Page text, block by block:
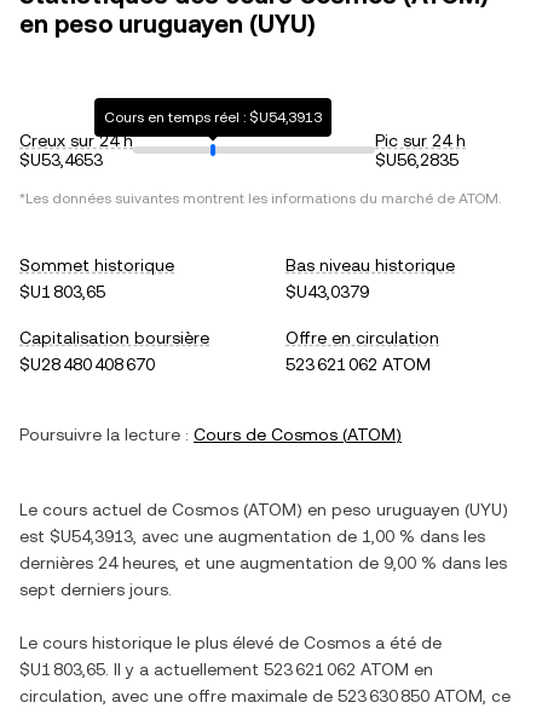
en peso uruguayen (UYU)
Creux sur 24 h
$U53,4653
Cours en temps réel : $U54,3913
Pic sur 24 h
$U56,2835
*Les données suivantes montrent les informations du marché de ATOM.
Sommet historique
$U1 803,65
Bas niveau historique
$U43,0379
Capitalisation boursière
$U28 480 408 670
Offre en circulation
523 621 062 ATOM
Poursuivre la lecture : Cours de Cosmos (ATOM)
Le cours actuel de Cosmos (ATOM) en peso uruguayen (UYU)
est $U54,3913 , avec une augmentation de 1,00 % dans les
dernières 24 heures, et une augmentation de 9,00 % dans les
sept derniers jours.
Le cours historique le plus élevé de Cosmos a été de
$U1 803,65 . Il y a actuellement 523 621 062 ATOM en
circulation, avec une offre maximale de 523 630 850 ATOM , ce